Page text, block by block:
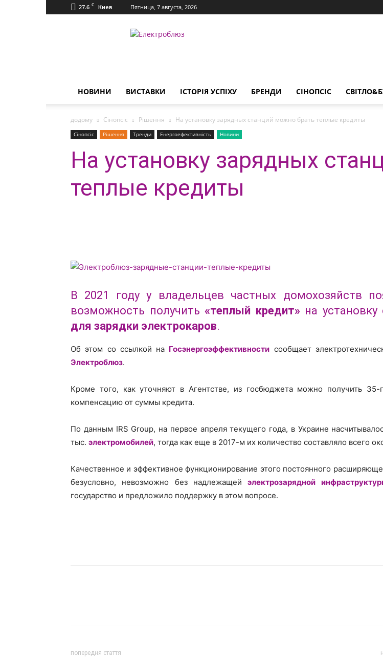
27.6 C Киев Пятница, 7 августа, 2026
Електроблюз
НОВИНИ ВИСТАВКИ ІСТОРІЯ УСПІХУ БРЕНДИ СІНОПСІС
додому Сінопсіс Рішення На установку зарядных станций можно брать теплые кредиты
Сінопсіс Рішення Тренди Енергоефективність Новини
На установку зарядных
теплые кредиты
В 2021 году у владельцев частных домохозяйств
возможность получить «теплый кредит» на установку
для зарядки электрокаров.
Об этом со ссылкой на Госэнергоэффективности сообщает
Электроблюз.
Кроме того, как уточняют в Агентстве, из госбюджета можно получить 35-
компенсацию от суммы кредита.
По данным IRS Group, на первое апреля текущего года, в Украине
тыс. электромобилей, тогда как еще в 2017-м их количество составляло всего
Качественное и эффективное функционирование этого постоянного
безусловно, невозможно без надлежащейэлектрозарядной
государство и предложило поддержку в этом вопросе.
попередня стаття